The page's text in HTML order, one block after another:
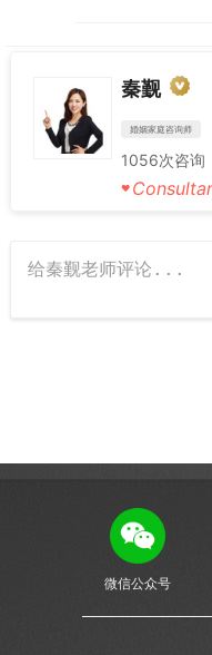
秦觐
婚姻家庭咨询师
1056次咨询
♥
微信公众号